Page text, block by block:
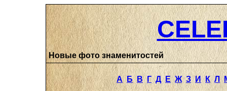
Новые фото знаменитостей
А Б В Г Д Е Ж З И К Л